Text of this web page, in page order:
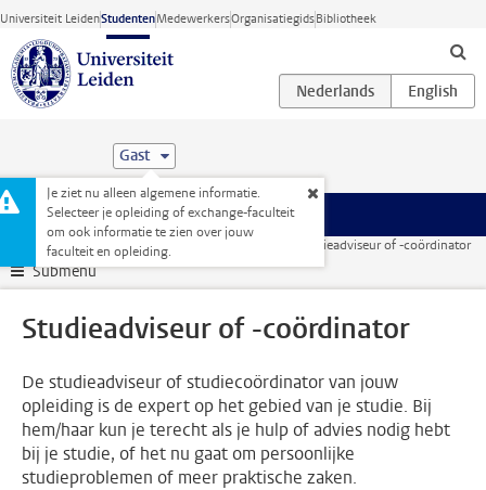
Ga direct naar de inhoud
Universiteit LeidenStudentenMedewerkersOrganisatiegidsBibliotheek
Gast
Je ziet nu alleen algemene informatie.
Selecteer je opleiding of exchange-faculteit
om ook informatie te zien over jouw
faculteit en opleiding.
Menu
Studentenwebsite Je opleiding Contact en advies Studieadviseur of -coördinator
Submenu
Studieadviseur of -coördinator
De studieadviseur of studiecoördinator van jouw
opleiding is de expert op het gebied van je studie. Bij
hem/haar kun je terecht als je hulp of advies nodig hebt
bij je studie, of het nu gaat om persoonlijke
studieproblemen of meer praktische zaken.